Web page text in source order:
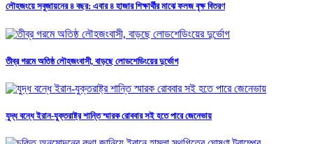
লৌহজংয়ে সবুজায়নের ৪ বছর: এবার ৪ হাজার শিক্ষার্থীর মাঝে ফলজ বৃক্ষ বিতরণ
তীব্র গরমে অতিষ্ঠ লৌহজংবাসী, বাড়ছে লোডশেডিংয়ের দুর্ভোগ
যুদ্ধ বন্ধে ইরান-যুক্তরাষ্ট্র শান্তি স্মারক রোববার সই হতে পারে জেনেভায়